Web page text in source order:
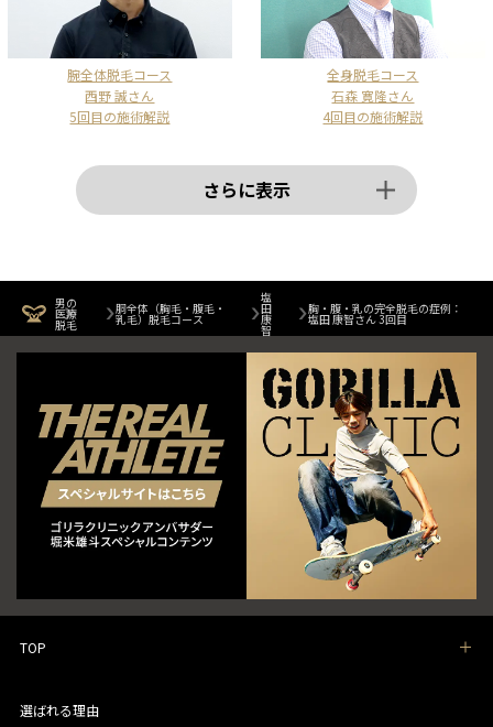
腕全体脱毛コース
西野 誠さん
5回目の施術解説
全身脱毛コース
石森 寛隆さん
4回目の施術解説
さらに表示
男の
医療
脱毛
胴全体（胸毛・腹毛・
乳毛）脱毛コース
塩
田
康
智
胸・腹・乳の完全脱毛の症例：
塩田 康智さん 3回目
TOP
選ばれる理由